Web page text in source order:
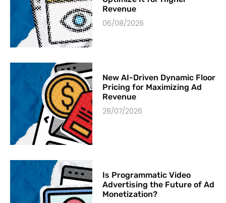
Revenue
06/08/2026
New AI-Driven Dynamic Floor
Pricing for Maximizing Ad
Revenue
28/07/2026
Is Programmatic Video
Advertising the Future of Ad
Monetization?